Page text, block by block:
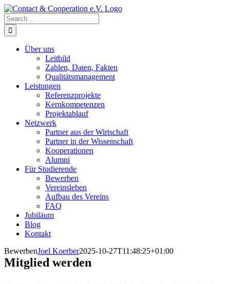
Skip
to
content
Search
for:
Über uns
Leitbild
Zahlen, Daten, Fakten
Qualitätsmanagement
Leistungen
Referenzprojekte
Kernkompetenzen
Projektablauf
Netzwerk
Partner aus der Wirtschaft
Partner in der Wissenschaft
Kooperationen
Alumni
Für Studierende
Bewerben
Vereinsleben
Aufbau des Vereins
FAQ
Jubiläum
Blog
Kontakt
BewerbenJoel Koerber2025-10-27T11:48:25+01:00
Mitglied werden